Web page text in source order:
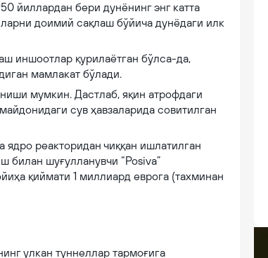
йиллардан бери дунёнинг энг катта
доимий сақлаш бўйича дунёдаги илк
иншоотлар қурилаётган бўлса-да,
мамлакат бўлади.
мумкин. Дастлаб, яқин атрофдаги
сув ҳавзаларида совитилган
реакторидан чиққан ишлатилган
билан шуғулланувчи “Posiva”
қиймати 1 миллиард еврога (тахминан
улкан туннеллар тармоғига